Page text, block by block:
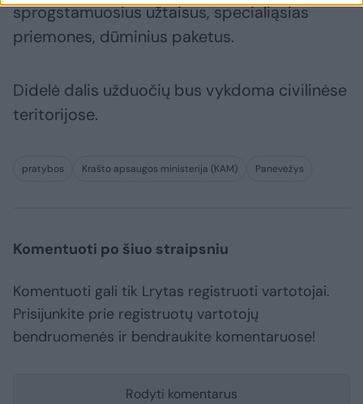
sprogstamuosius užtaisus, specialiąsias
priemones, dūminius paketus.
Didelė dalis užduočių bus vykdoma civilinėse
teritorijose.
pratybos Krašto apsaugos ministerija (KAM) Panevėžys
Komentuoti po šiuo straipsniu
Komentuoti gali tik Lrytas registruoti vartotojai.
Prisijunkite prie registruotų vartotojų
bendruomenės ir bendraukite komentaruose!
Rodyti komentarus